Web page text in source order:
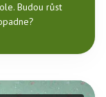
Budou růst